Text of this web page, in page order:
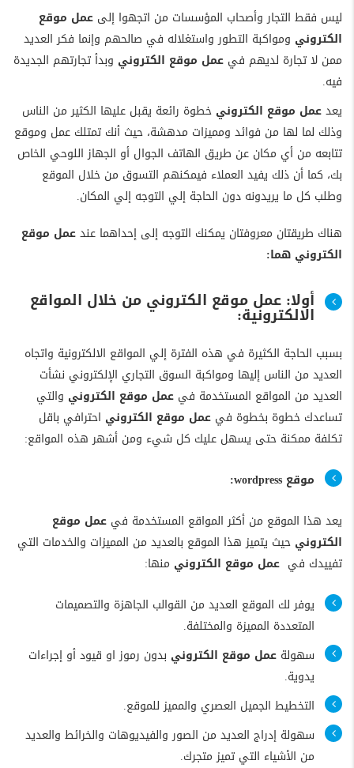
ليس فقط التجار وأصحاب المؤسسات من اتجهوا إلى عمل موقع
الكتروني ومواكبة التطور واستغلاله في صالحهم وإنما فكر العديد
ممن لا تجارة لديهم في عمل موقع الكتروني وبدأ تجارتهم الجديدة
فيه.
يعدعمل موقع الكتروني خطوة رائعة يقبل عليها الكثير من الناس
وذلك لما لها من فوائد ومميزات مدهشة، حيث أنك تمتلك عمل وموقع
تتابعه من أي مكان عن طريق الهاتف الجوال أو الجهاز اللوحي الخاص
بك، كما أن ذلك يفيد العملاء فيمكنهم التسوق من خلال الموقع
وطلب كل ما يريدونه دون الحاجة إلي التوجه إلي المكان.
هناك طريقتان معروفتان يمكنك التوجه إلى إحداهما عندعمل موقع
الكتروني هما:
أولا: عمل موقع الكتروني من خلال المواقع
الالكترونية:
بسبب الحاجة الكثيرة في هذه الفترة إلي المواقع الالكترونية واتجاه
العديد من الناس إليها ومواكبة السوق التجاري الإلكتروني نشأت
العديد من المواقع المستخدمة في عمل موقع الكتروني والتي
تساعدك خطوة بخطوة في عمل موقع الكتروني احترافي باقل
تكلفة ممكنة حتى يسهل عليك كل شيء ومن أشهر هذه المواقع:
موقع wordpress:
يعد هذا الموقع من أكثر المواقع المستخدمة في عمل موقع
الكتروني حيث يتميز هذا الموقع بالعديد من المميزات والخدمات التي
تفييدك في عمل موقع الكتروني منها:
يوفر لك الموقع العديد من القوالب الجاهزة والتصميمات
المتعددة المميزة والمختلفة.
سهولة عمل موقع الكتروني بدون رموز او قيود أو إجراءات
يدوية.
التخطيط الجميل العصري والمميز للموقع.
سهولة إدراج العديد من الصور والفيديوهات والخرائط والعديد
من الأشياء التي تميز متجرك.